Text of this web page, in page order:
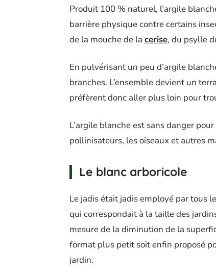
Produit 100 % naturel, l’argile
barrière physique contre certains
de la mouche de la cerise, du psylle
En pulvérisant un peu d’argile
branches. L’ensemble devient un
préfèrent donc aller plus loin pour
L’argile blanche est sans danger
pollinisateurs, les oiseaux et autres
Le blanc arboricole
Le jadis était jadis employé par tous
qui correspondait à la taille des
mesure de la diminution de la
format plus petit soit enfin proposé
jardin.